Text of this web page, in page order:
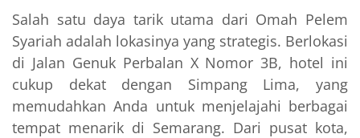
Salah satu daya tarik utama dari Omah Pelem
Syariah adalah lokasinya yang strategis. Berlokasi
di Jalan Genuk Perbalan X Nomor 3B, hotel ini
cukup dekat dengan Simpang Lima, yang
memudahkan Anda untuk menjelajahi berbagai
tempat menarik di Semarang. Dari pusat kota,